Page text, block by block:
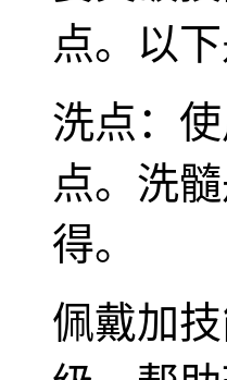
点。以
洗点：
点。洗
得。
佩戴加